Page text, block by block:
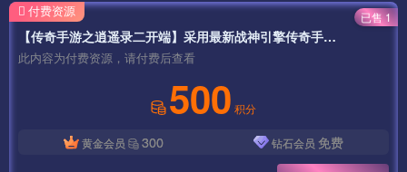
【传奇手游之逍遥录二开端】采用最新战神引擎传奇手游-新增多种玩法-时装-转生-龙魂绕体-万花楼最新打包Win服务端源码视频架设教程-新版多功能GM网页授权物品后台-GM直冲网页后台-安卓苹果IOS双端
此内容为付费资源，请付费后查看
500 积分
黄金会员 300 钻石会员 免费
付费资源 已售 1